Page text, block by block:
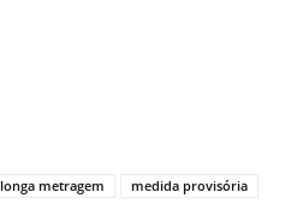
longa metragem
medida provisória